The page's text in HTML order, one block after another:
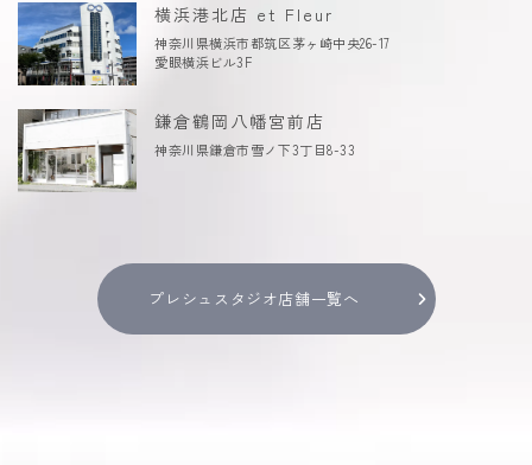
横浜港北店 et Fleur
神奈川県横浜市都筑区茅ヶ崎中央26-17
愛眼横浜ビル3F
鎌倉鶴岡八幡宮前店
神奈川県鎌倉市雪ノ下3丁目8-33
プレシュスタジオ店舗一覧へ